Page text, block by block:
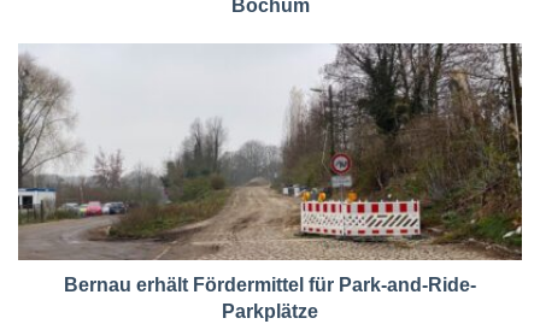
Bochum
Bernau erhält Fördermittel für Park-and-Ride-
Parkplätze